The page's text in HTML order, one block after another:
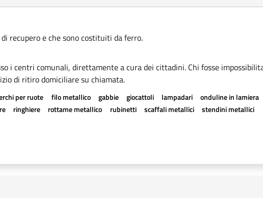
recupero e che sono costituiti da ferro.
i centri comunali, direttamente a cura dei cittadini. Chi fosse
di ritiro domiciliare su chiamata.
per ruote filo metallico gabbie giocattoli lampadari
onduline in lamiera
ringhiere rottame metallico rubinetti scaffali metallici
stendini metallici